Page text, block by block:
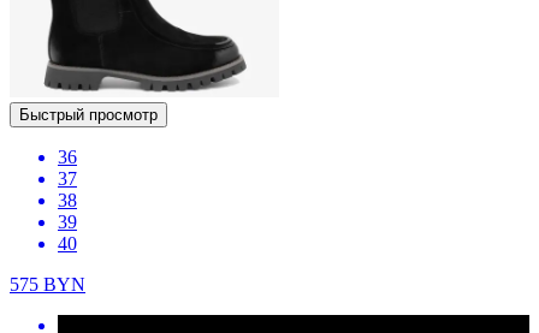
Быстрый просмотр
36
37
38
39
40
575 BYN